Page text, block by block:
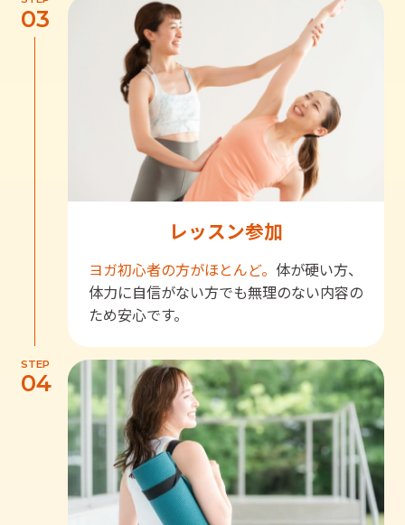
03
レッスン参加
ヨガ初心者の方がほとんど。 体が硬い方、
体力に自信がない方でも無理のない内容の
ため安心です。
STEP
04